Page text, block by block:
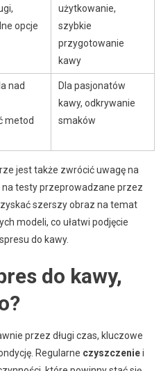
opcje
użytkowanie,
szybkie
przygotowanie
kawy
nad
metod
Dla pasjonatów
kawy, odkrywanie
smaków
jest także zwrócić uwagę na
testy przeprowadzane przez
szerszy obraz na temat
modeli, co ułatwi podjęcie
do kawy.
do kawy,
przez długi czas, kluczowe
Regularne czyszczeniei